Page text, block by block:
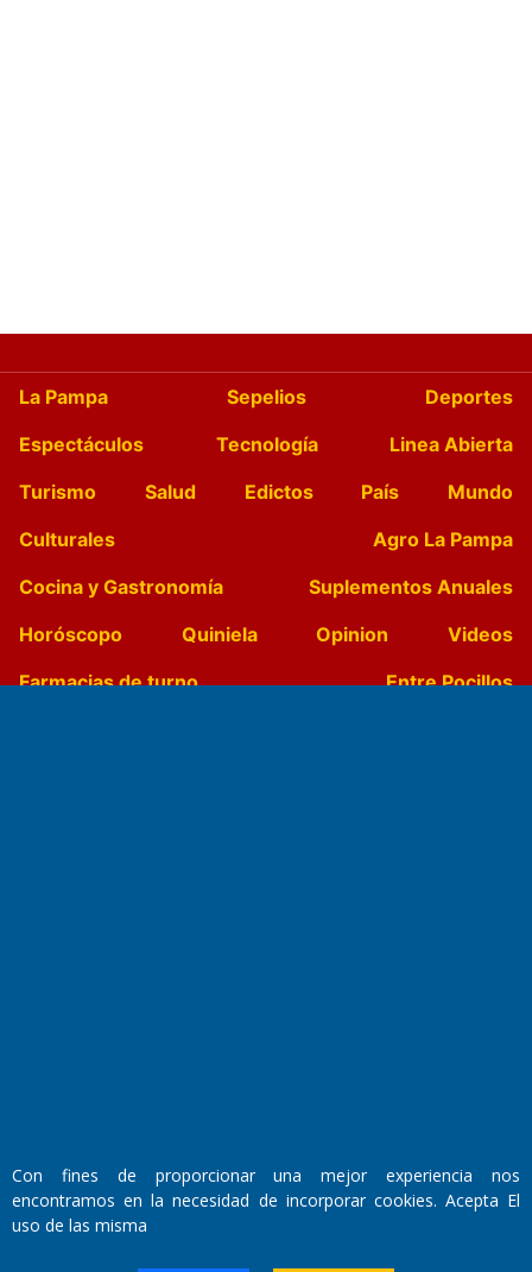
La Pampa Sepelios
Deportes
Espectáculos
Tecnología
Linea Abierta
Turismo
Salud Edictos País
Mundo
Culturales
Agro La Pampa
Cocina y Gastronomía
Suplementos Anuales
Horóscopo
Quiniela Opinion
Videos
Farmacias de turno
Entre Pocillos
Miembro de ADIRA,ADEPA y CPPAL
Propietario: El Diario SRL
Director Periodístico:
Con fines de proporcionar una mejor experiencia nos
encontramos en la necesidad de incorporar cookies. Acepta El
uso de las misma